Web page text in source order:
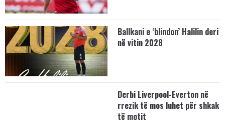
Ballkani e ‘blindon’ Halilin deri
në vitin 2028
Derbi Liverpool-Everton në
rrezik të mos luhet për shkak
të motit